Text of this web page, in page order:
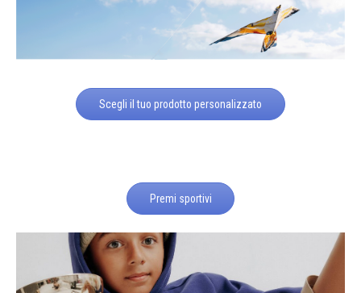
Scegli il tuo prodotto personalizzato
Premi sportivi